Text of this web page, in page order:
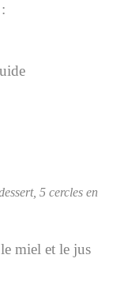
5 cercles en
miel et le jus